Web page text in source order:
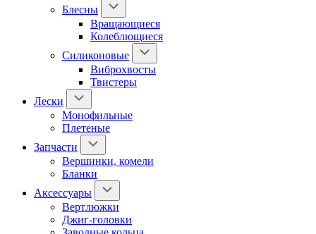
Блесны
Вращающиеся
Колеблющиеся
Силиконовые
Виброхвосты
Твистеры
Лески
Монофильные
Плетеные
Запчасти
Вершинки, комели
Бланки
Аксессуары
Вертлюжки
Джиг-головки